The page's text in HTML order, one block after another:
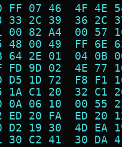
FF 07 46  4F
33 2C 39  36
00 82 A4  00
48 00 49  FF
64 2E 01  04
FD 9D 02  4E
D5 1D 72  F8
1A C1 20  32
0A 06 10  00
ED 20 FA  ED
D2 19 30  4D
30 C2 41  30